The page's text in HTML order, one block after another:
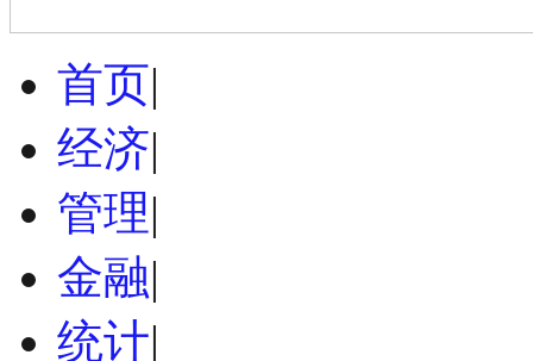
首页|
经济|
管理|
金融|
统计|